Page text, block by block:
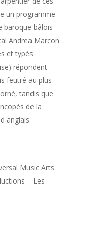
un programme
baroque bâlois
Andrea Marcon
et typés
répondent
feutré au plus
tandis que
de la
anglais.
Music Arts
– Les